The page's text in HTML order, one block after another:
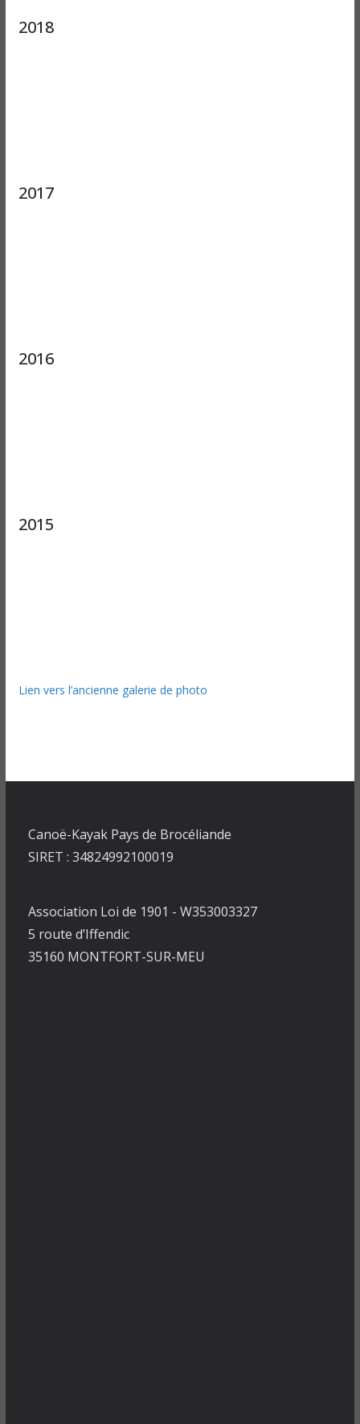
2018
2017
2016
2015
Lien vers l’ancienne galerie de photo
Canoë-Kayak Pays de Brocéliande
SIRET : 34824992100019
Association Loi de 1901 - W353003327
5 route d’Iffendic
35160 MONTFORT-SUR-MEU